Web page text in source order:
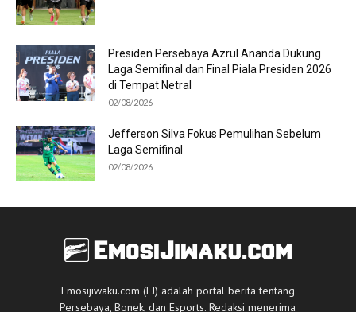
Presiden Persebaya Azrul Ananda Dukung
Laga Semifinal dan Final Piala Presiden 2026
di Tempat Netral
02/08/2026
Jefferson Silva Fokus Pemulihan Sebelum
Laga Semifinal
02/08/2026
Emosijiwaku.com (EJ) adalah portal berita tentang
Persebaya, Bonek, dan Esports. Redaksi menerima